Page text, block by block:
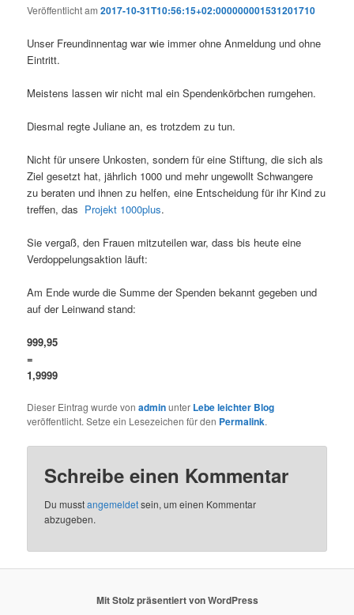
Veröffentlicht am2017-10-31T10:56:15+02:000000001531201710
Unser Freundinnentag war wie immer ohne Anmeldung und ohne
Eintritt.
Meistens lassen wir nicht mal ein Spendenkörbchen rumgehen.
Diesmal regte Juliane an, es trotzdem zu tun.
Nicht für unsere Unkosten, sondern für eine Stiftung, die sich als
Ziel gesetzt hat, jährlich 1000 und mehr ungewollt Schwangere
zu beraten und ihnen zu helfen, eine Entscheidung für ihr Kind zu
treffen, das Projekt 1000plus.
Sie vergaß, den Frauen mitzuteilen war, dass bis heute eine
Verdoppelungsaktion läuft:
Am Ende wurde die Summe der Spenden bekannt gegeben und
auf der Leinwand stand:
999,95
=
1,9999
Dieser Eintrag wurde vonadminunter Lebe leichter Blog
veröffentlicht. Setze ein Lesezeichen für den Permalink.
Schreibe einen Kommentar
Du musstangemeldetsein, um einen Kommentar
abzugeben.
Mit Stolz präsentiert von WordPress